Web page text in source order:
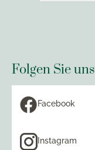
Folgen Sie uns
Facebook
Instagram